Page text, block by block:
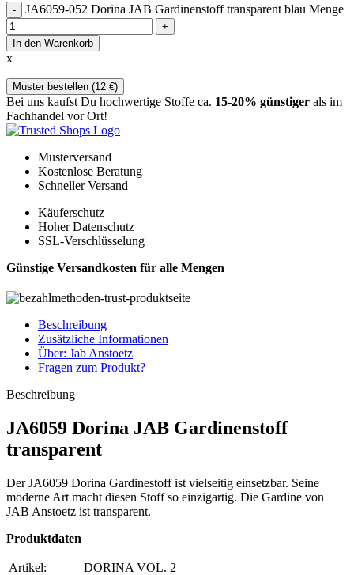
JA6059-052 Dorina JAB Gardinenstoff transparent blau Menge
In den Warenkorb
x
Muster bestellen (12 €)
Bei uns kaufst Du hochwertige Stoffe ca. 15-20% günstiger als im
Fachhandel vor Ort!
Musterversand
Kostenlose Beratung
Schneller Versand
Käuferschutz
Hoher Datenschutz
SSL-Verschlüsselung
Günstige Versandkosten für alle Mengen
Beschreibung
Zusätzliche Informationen
Über: Jab Anstoetz
Fragen zum Produkt?
Beschreibung
JA6059 Dorina JAB Gardinenstoff
transparent
Der JA6059 Dorina Gardinestoff ist vielseitig einsetzbar. Seine
moderne Art macht diesen Stoff so einzigartig. Die Gardine von
JAB Anstoetz ist transparent.
Produktdaten
Artikel:
DORINA VOL. 2